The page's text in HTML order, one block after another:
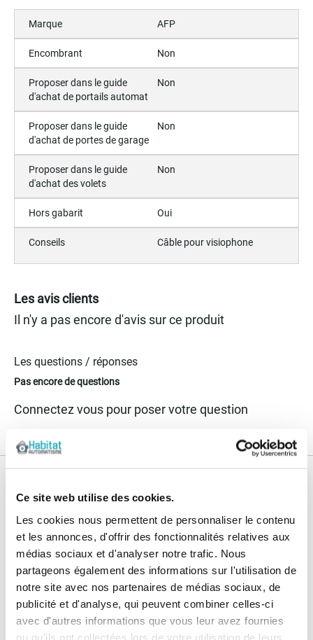
Ce site web utilise des cookies.
Les cookies nous permettent de personnaliser le contenu
et les annonces, d'offrir des fonctionnalités relatives aux
médias sociaux et d'analyser notre trafic. Nous
partageons également des informations sur l'utilisation de
notre site avec nos partenaires de médias sociaux, de
publicité et d'analyse, qui peuvent combiner celles-ci
avec d'autres informations que vous leur avez fournies
ou qu'ils ont collectées lors de votre utilisation de leurs
Marque AFP
Encombrant Non
Proposer dans le guide
d'achat de portails automat
Non
Proposer dans le guide
d'achat de portes de garage
Non
Proposer dans le guide
d'achat des volets
Non
Hors gabarit Oui
Conseils Câble pour visiophone
Les avis clients
Il n'y a pas encore d'avis sur ce produit
Les questions / réponses
Pas encore de questions
Connectez vous pour poser votre question
100% sécurisé
3x sans frais
24/72H
SAV & Retours
Garanties